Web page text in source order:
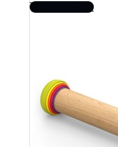
До кошика